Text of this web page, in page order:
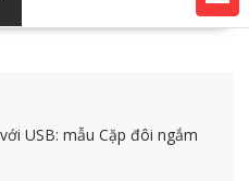
USB: mẫu Cặp đôi ngắm